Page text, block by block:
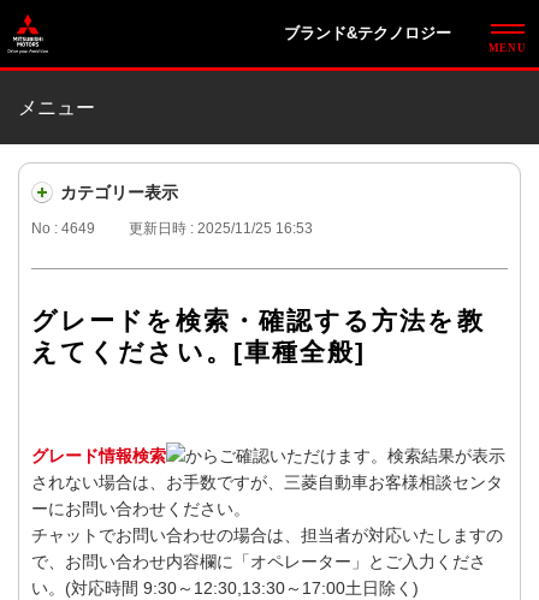
ブランド&テクノロジー
メニュー
カテゴリー表示
No : 4649 更新日時 : 2025/11/25 16:53
グレードを検索・確認する方法を教
えてください。[車種全般]
グレード情報検索
からご確認いただけます。検索結果が表示
されない場合は、お手数ですが、三菱自動車お客様相談センタ
ーにお問い合わせください。
チャットでお問い合わせの場合は、担当者が対応いたしますの
で、お問い合わせ内容欄に「オペレーター」とご入力くださ
い。(対応時間 9:30～12:30,13:30～17:00土日除く)